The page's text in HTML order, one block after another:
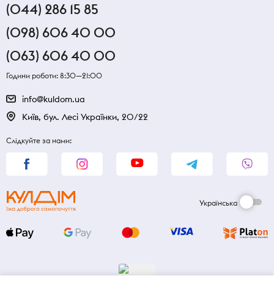
(044) 286 15 85
(098) 606 40 00
(063) 606 40 00
Години роботи: 8:30—21:00
info@kuldom.ua
Київ, бул. Лесі Українки, 20/22
Слідкуйте за нами:
Українська